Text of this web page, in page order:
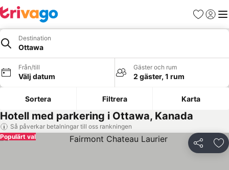
Favoriter
Logga
Destination
Ottawa
Från/till
Välj datum
Gäster och rum
2 gäster, 1 rum
Sortera Filtrera Karta
Hotell med parkering i Ottawa, Kanada
Så påverkar betalningar till oss rankningen
Dela
Populärt val